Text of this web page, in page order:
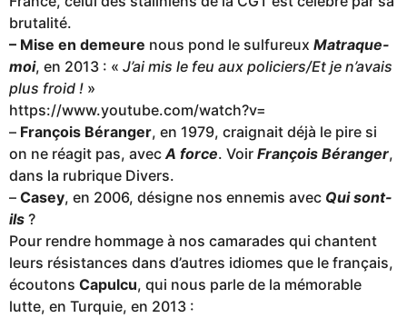
brutalité.
– Mise en demeure nous pond le sulfureux Matraque-
moi, en 2013 : « J’ai mis le feu aux policiers/Et je n’avais
plus froid ! »
https://www.youtube.com/watch?v=
– François Béranger, en 1979, craignait déjà le pire si
on ne réagit pas, avecA force. Voir François Béranger,
dans la rubrique Divers.
– Casey, en 2006, désigne nos ennemis avec Qui sont-
ils ?
Pour rendre hommage à nos camarades qui chantent
leurs résistances dans d’autres idiomes que le français,
écoutons Capulcu, qui nous parle de la mémorable
lutte, en Turquie, en 2013 :